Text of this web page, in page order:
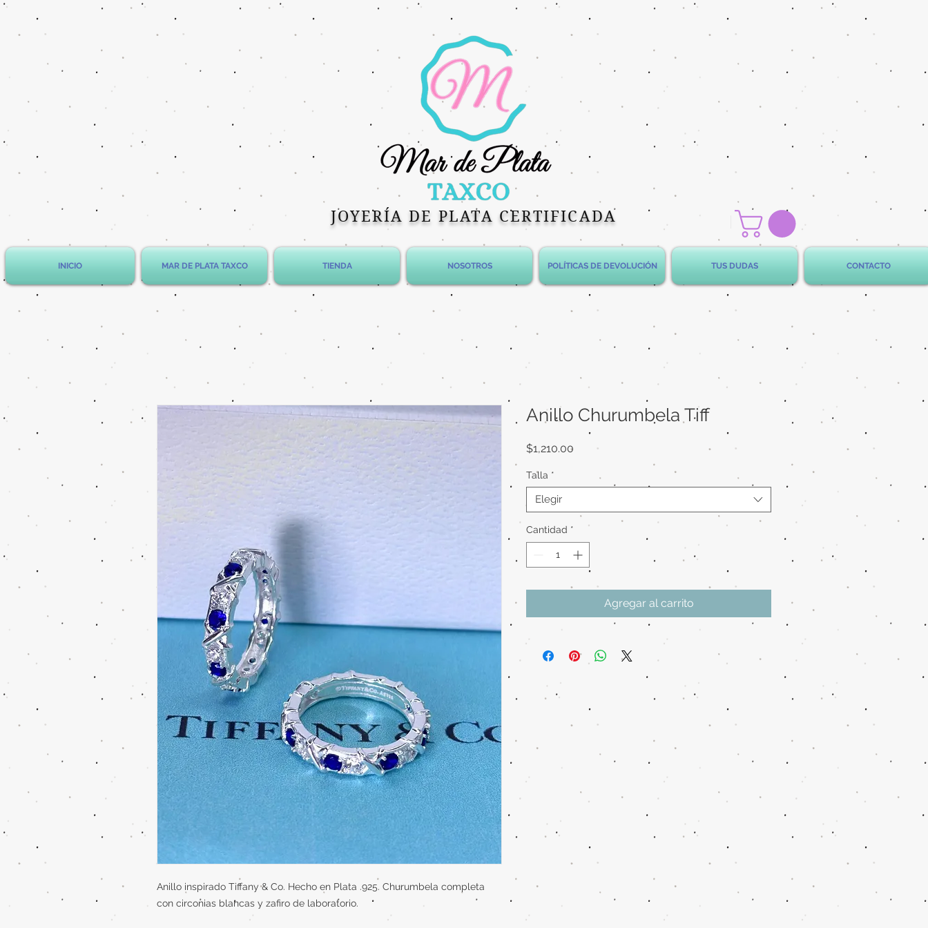
JOYERÍA DE PLATA CERTIFICADA
INICIO MAR DE PLATA TAXCO TIENDA NOSOTROS POLÍTICAS DE DEVOLUCIÓN TUS DUDAS CONTACTO
Anillo inspirado Tiffany & Co. Hecho en Plata .925. Churumbela completa
con circonias blancas y zafiro de laboratorio.
Anillo Churumbela Tiff
$1,210.00 Precio
Talla *
Elegir
Cantidad *
Agregar al carrito